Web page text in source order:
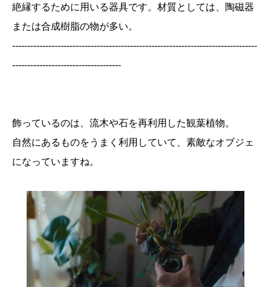
絶縁するために用いる器具です。材質としては、陶磁器
または合成樹脂の物が多い。
---------------------------------------------------------------------------------
------------------------------------
飾っているのは、流木や石を再利用した観葉植物。
自然にあるものをうまく利用していて、素敵なオブジェ
になっていますね。